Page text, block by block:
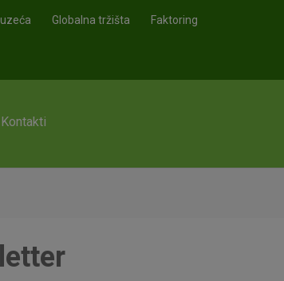
Globalna tržišta Faktoring
Kontakti